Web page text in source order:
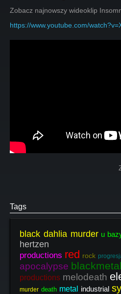
Zobacz najnowszy wideoklip
https://www.youtube.com/
Tags
black dahlia murder u
hertzen
productions red rock
apocalypse blackmetal
productions melodeath
murder death metal industrial